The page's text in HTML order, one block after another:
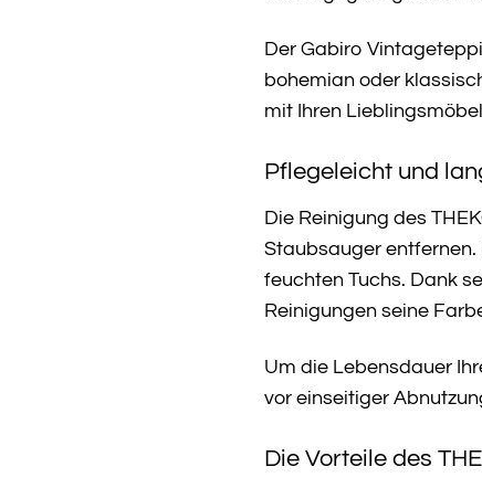
Der Gabiro
bohemian oder
mit Ihren
Pflegeleicht und
Die Reinigung des
Staubsauger entfernen.
feuchten Tuchs. Dank
Reinigungen seine
Um die Lebensdauer
vor einseitiger
Die Vorteile des